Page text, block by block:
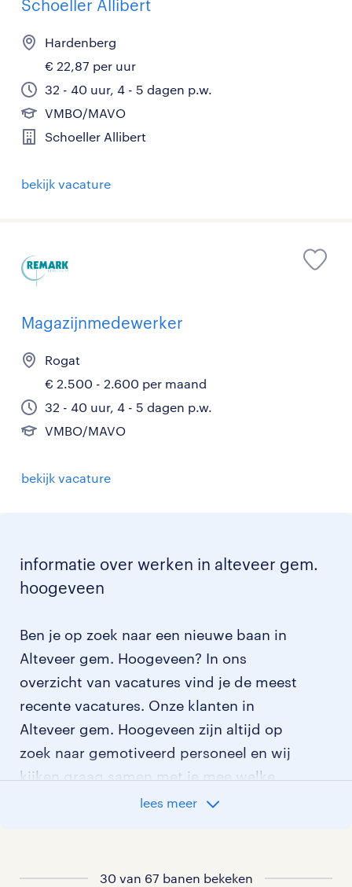
Schoeller Allibert
Hardenberg
€ 22,87 per uur
32 - 40 uur, 4 - 5 dagen p.w.
VMBO/MAVO
Schoeller Allibert
bekijk vacature
Magazijnmedewerker
Rogat
€ 2.500 - 2.600 per maand
32 - 40 uur, 4 - 5 dagen p.w.
VMBO/MAVO
bekijk vacature
informatie over werken in alteveer gem.
hoogeveen
Ben je op zoek naar een nieuwe baan in
Alteveer gem. Hoogeveen? In ons
overzicht van vacatures vind je de meest
recente vacatures. Onze klanten in
Alteveer gem. Hoogeveen zijn altijd op
zoek naar gemotiveerd personeel en wij
kijken graag samen met je mee welke
klant het beste bij je past.
lees meer
30 van 67 banen bekeken